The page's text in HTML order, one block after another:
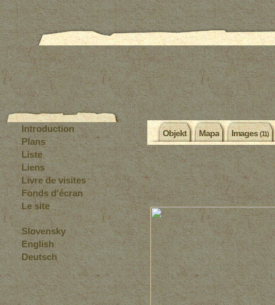
Objekt Mapa Images(11)
Introduction
Plans
Liste
Liens
Livre de visites
Fonds d'écran
Le site
Slovensky
English
Deutsch